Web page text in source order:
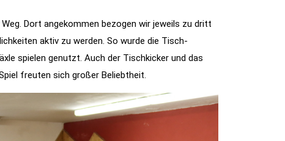
Dort angekommen bezogen wir jeweils zu dritt
aktiv zu werden. So wurde die Tisch-
spielen genutzt. Auch der Tischkicker und das
freuten sich großer Beliebtheit.